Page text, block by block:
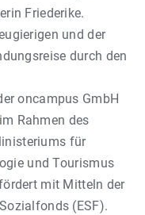
Friederike.
und der
durch den
oncampus GmbH
Rahmen des
für
und Tourismus
mit Mitteln der
(ESF).